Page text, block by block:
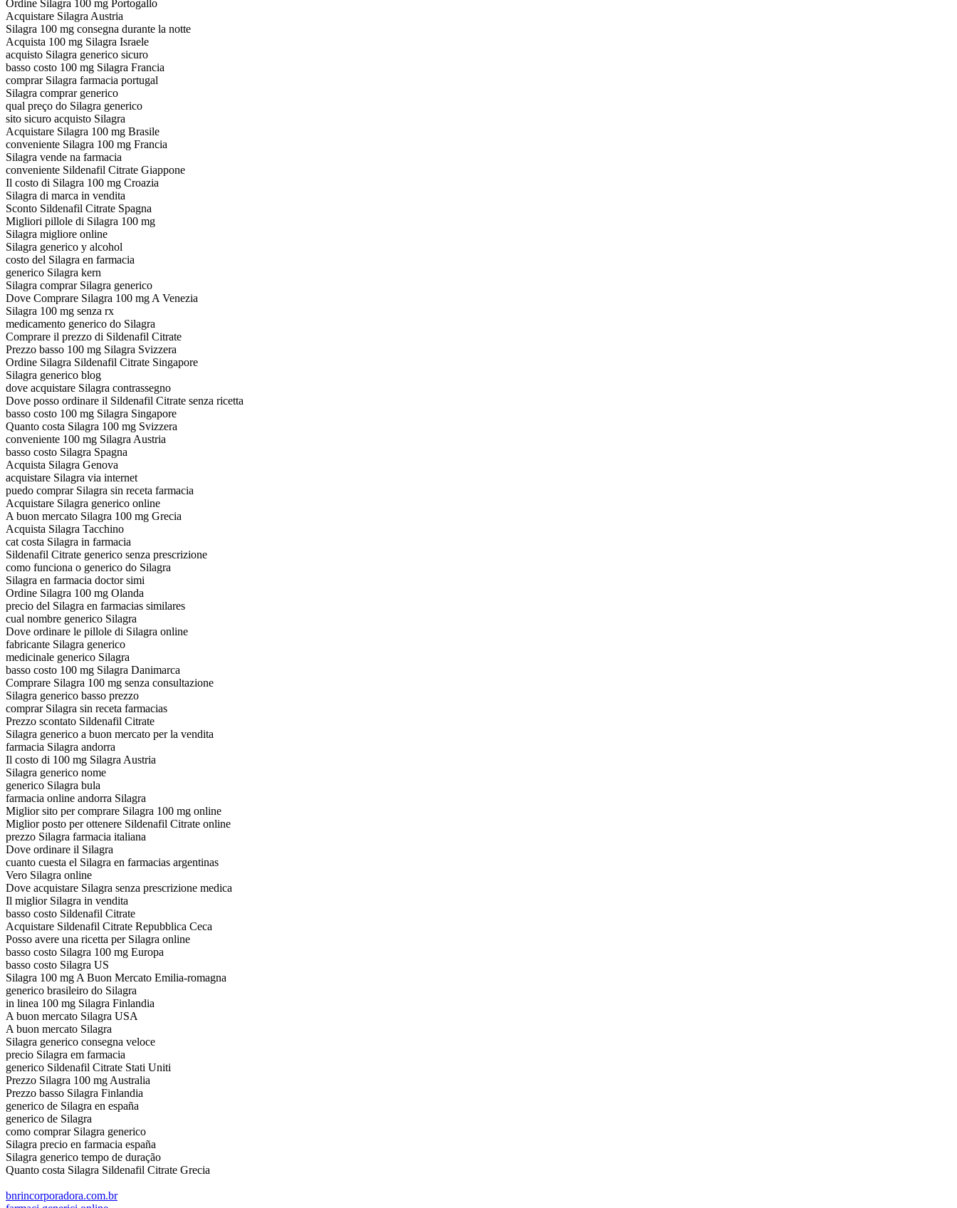
Ordine Silagra 100 mg Portogallo
Acquistare Silagra Austria
Silagra 100 mg consegna durante la notte
Acquista 100 mg Silagra Israele
acquisto Silagra generico sicuro
basso costo 100 mg Silagra Francia
comprar Silagra farmacia portugal
Silagra comprar generico
qual preço do Silagra generico
sito sicuro acquisto Silagra
Acquistare Silagra 100 mg Brasile
conveniente Silagra 100 mg Francia
Silagra vende na farmacia
conveniente Sildenafil Citrate Giappone
Il costo di Silagra 100 mg Croazia
Silagra di marca in vendita
Sconto Sildenafil Citrate Spagna
Migliori pillole di Silagra 100 mg
Silagra migliore online
Silagra generico y alcohol
costo del Silagra en farmacia
generico Silagra kern
Silagra comprar Silagra generico
Dove Comprare Silagra 100 mg A Venezia
Silagra 100 mg senza rx
medicamento generico do Silagra
Comprare il prezzo di Sildenafil Citrate
Prezzo basso 100 mg Silagra Svizzera
Ordine Silagra Sildenafil Citrate Singapore
Silagra generico blog
dove acquistare Silagra contrassegno
Dove posso ordinare il Sildenafil Citrate senza ricetta
basso costo 100 mg Silagra Singapore
Quanto costa Silagra 100 mg Svizzera
conveniente 100 mg Silagra Austria
basso costo Silagra Spagna
Acquista Silagra Genova
acquistare Silagra via internet
puedo comprar Silagra sin receta farmacia
Acquistare Silagra generico online
A buon mercato Silagra 100 mg Grecia
Acquista Silagra Tacchino
cat costa Silagra in farmacia
Sildenafil Citrate generico senza prescrizione
como funciona o generico do Silagra
Silagra en farmacia doctor simi
Ordine Silagra 100 mg Olanda
precio del Silagra en farmacias similares
cual nombre generico Silagra
Dove ordinare le pillole di Silagra online
fabricante Silagra generico
medicinale generico Silagra
basso costo 100 mg Silagra Danimarca
Comprare Silagra 100 mg senza consultazione
Silagra generico basso prezzo
comprar Silagra sin receta farmacias
Prezzo scontato Sildenafil Citrate
Silagra generico a buon mercato per la vendita
farmacia Silagra andorra
Il costo di 100 mg Silagra Austria
Silagra generico nome
generico Silagra bula
farmacia online andorra Silagra
Miglior sito per comprare Silagra 100 mg online
Miglior posto per ottenere Sildenafil Citrate online
prezzo Silagra farmacia italiana
Dove ordinare il Silagra
cuanto cuesta el Silagra en farmacias argentinas
Vero Silagra online
Dove acquistare Silagra senza prescrizione medica
Il miglior Silagra in vendita
basso costo Sildenafil Citrate
Acquistare Sildenafil Citrate Repubblica Ceca
Posso avere una ricetta per Silagra online
basso costo Silagra 100 mg Europa
basso costo Silagra US
Silagra 100 mg A Buon Mercato Emilia-romagna
generico brasileiro do Silagra
in linea 100 mg Silagra Finlandia
A buon mercato Silagra USA
A buon mercato Silagra
Silagra generico consegna veloce
precio Silagra em farmacia
generico Sildenafil Citrate Stati Uniti
Prezzo Silagra 100 mg Australia
Prezzo basso Silagra Finlandia
generico de Silagra en españa
generico de Silagra
como comprar Silagra generico
Silagra precio en farmacia españa
Silagra generico tempo de duração
Quanto costa Silagra Sildenafil Citrate Grecia
bnrincorporadora.com.br